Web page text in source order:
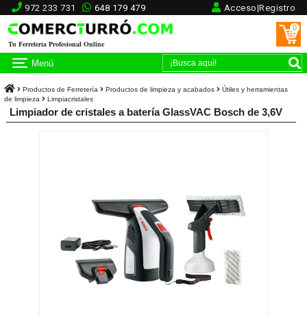
972 233 731 648 179 479 Acceso|Registro
Tu Ferretería Profesional Online
0
Menú
Productos de Ferretería Productos de limpieza y acabados
Útiles y herramientas
de limpieza
Limpiacristales
Limpiador de cristales a batería GlassVAC Bosch de 3,6V